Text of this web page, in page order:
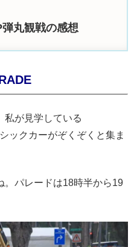
丸観戦の感想
私が見学している
ックカーがぞくぞくと集ま
。パレードは18時半から19